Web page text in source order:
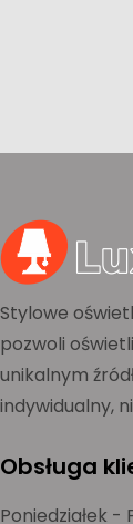
Stylowe
pozwoli
unikalnym
indywidualny,
Obsługa
Poniedziałek -